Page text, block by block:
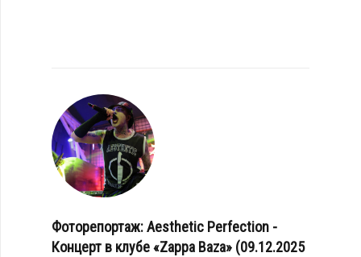
Фоторепортаж: Aesthetic Perfection -
Концерт в клубе «Zappa Baza» (09.12.2025